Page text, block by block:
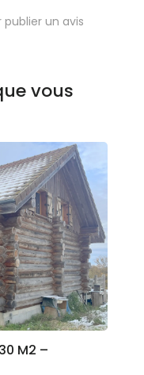
publier un avis
vous
M2 –